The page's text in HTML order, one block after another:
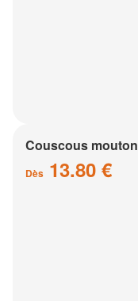
Couscous mouton
Dès 13.80 €